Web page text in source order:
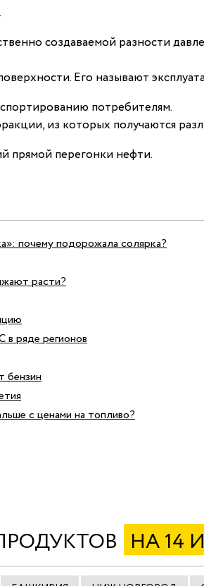
создаваемой разности
Его называют
потребителям.
из которых получаются
прямой перегонки нефти.
почему подорожала солярка?
расти?
в ряде регионов
бензин
с ценами на топливо?
НА 14